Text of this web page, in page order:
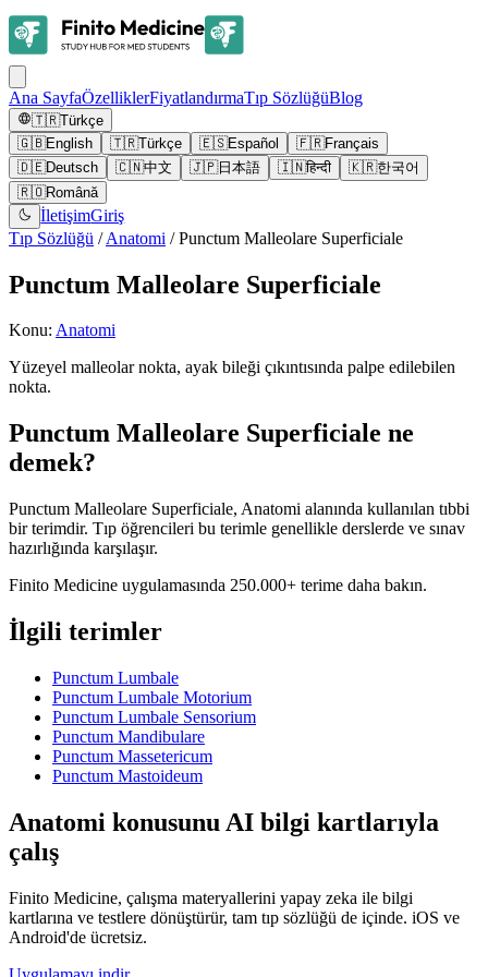
Ana SayfaÖzelliklerFiyatlandırmaTıp SözlüğüBlog
🇹🇷Türkçe
🇬🇧English 🇹🇷Türkçe 🇪🇸Español 🇫🇷Français
🇩🇪Deutsch 🇨🇳中文 🇯🇵日本語 🇮🇳हिन्दी 🇰🇷한국어
🇷🇴Română
İletişimGiriş
Tıp Sözlüğü / Anatomi /Punctum Malleolare Superficiale
Punctum Malleolare Superficiale
Konu: Anatomi
Yüzeyel malleolar nokta, ayak bileği çıkıntısında palpe edilebilen
nokta.
Punctum Malleolare Superficiale ne
demek?
Punctum Malleolare Superficiale, Anatomi alanında kullanılan tıbbi
bir terimdir. Tıp öğrencileri bu terimle genellikle derslerde ve sınav
hazırlığında karşılaşır.
Finito Medicine uygulamasında 250.000+ terime daha bakın.
İlgili terimler
Punctum Lumbale
Punctum Lumbale Motorium
Punctum Lumbale Sensorium
Punctum Mandibulare
Punctum Massetericum
Punctum Mastoideum
Anatomi konusunu AI bilgi kartlarıyla
çalış
Finito Medicine, çalışma materyallerini yapay zeka ile bilgi
kartlarına ve testlere dönüştürür, tam tıp sözlüğü de içinde. iOS ve
Android'de ücretsiz.